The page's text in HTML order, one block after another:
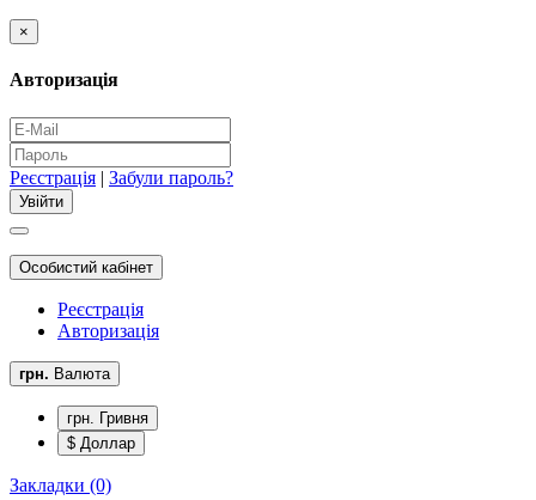
×
Авторизація
Реєстрація | Забули пароль?
Особистий кабінет
Реєстрація
Авторизація
грн. Валюта
грн. Гривня
$ Доллар
Закладки (0)